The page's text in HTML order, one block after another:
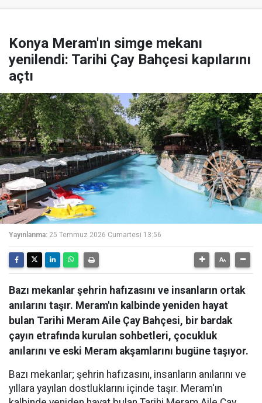
Konya Meram'ın simge mekanı
yenilendi: Tarihi Çay Bahçesi kapılarını
açtı
Yayınlanma: 25 Temmuz 2026 Cumartesi 13:56
Bazı mekanlar şehrin hafızasını ve insanların ortak
anılarını taşır. Meram'ın kalbinde yeniden hayat
bulan Tarihi Meram Aile Çay Bahçesi, bir bardak
çayın etrafında kurulan sohbetleri, çocukluk
anılarını ve eski Meram akşamlarını bugüne taşıyor.
Bazı mekanlar; şehrin hafızasını, insanların anılarını ve
yıllara yayılan dostluklarını içinde taşır. Meram'ın